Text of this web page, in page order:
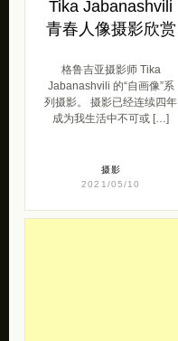
Tika Jabanashvili
青春人像摄影欣赏
格鲁吉亚摄影师 Tika
Jabanashvili 的“自画像”系
列摄影。 摄影已经连续四年
成为我生活中不可或 […]
摄影
2021/05/10